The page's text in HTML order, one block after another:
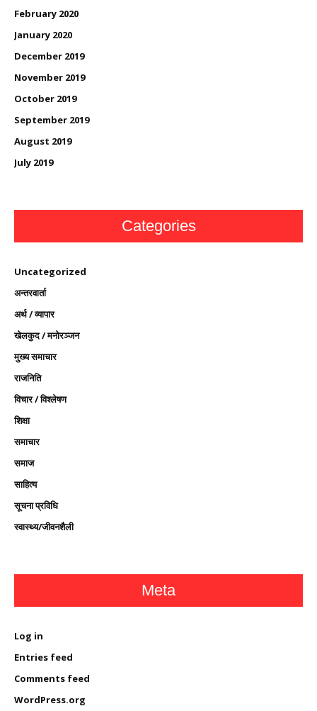
February 2020
January 2020
December 2019
November 2019
October 2019
September 2019
August 2019
July 2019
Categories
Uncategorized
अन्तरवार्ता
अर्थ / व्यापार
खेलकुद / मनोरञ्जन
मुख्य समाचार
राजनिति
विचार / विश्लेषण
शिक्षा
समाचार
समाज
साहित्य
सूचना प्रविधि
स्वास्थ्य/जीवनशैली
Meta
Log in
Entries feed
Comments feed
WordPress.org